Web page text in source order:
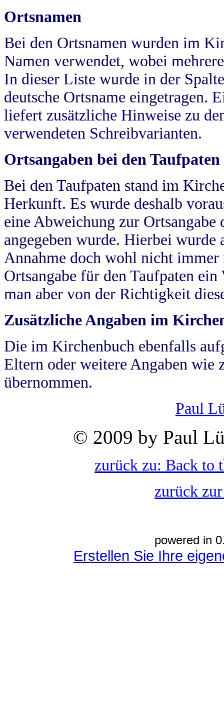
Ortsnamen
Bei den Ortsnamen wurden im
Namen verwendet, wobei
In dieser Liste wurde in der
deutsche Ortsname eingetragen.
liefert zusätzliche Hinweise zu
verwendeten Schreibvarianten.
Ortsangaben bei den Taufpaten
Bei den Taufpaten stand im
Herkunft. Es wurde deshalb
eine Abweichung zur
angegeben wurde. Hierbei wurde
Annahme doch wohl nicht
Ortsangabe für den Taufpaten
man aber von der Richtigkeit
Zusätzliche Angaben im
Die im Kirchenbuch ebenfalls
Eltern oder weitere Angaben wie
übernommen.
Paul
© 2009 by Paul
zurück zu: Back to
zurück
powered in
Erstellen Sie Ihre